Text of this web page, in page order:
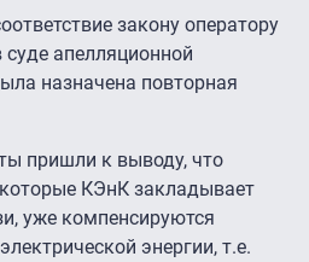
закону оператору
апелляционной
назначена повторная
пришли к выводу, что
КЭнК закладывает
уже компенсируются
энергии, т.е.